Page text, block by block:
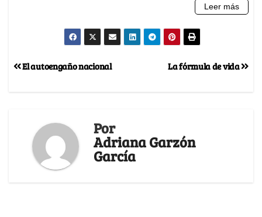
La fórmula de vida
El autoengaño nacional
Por
Adriana Garzón
García